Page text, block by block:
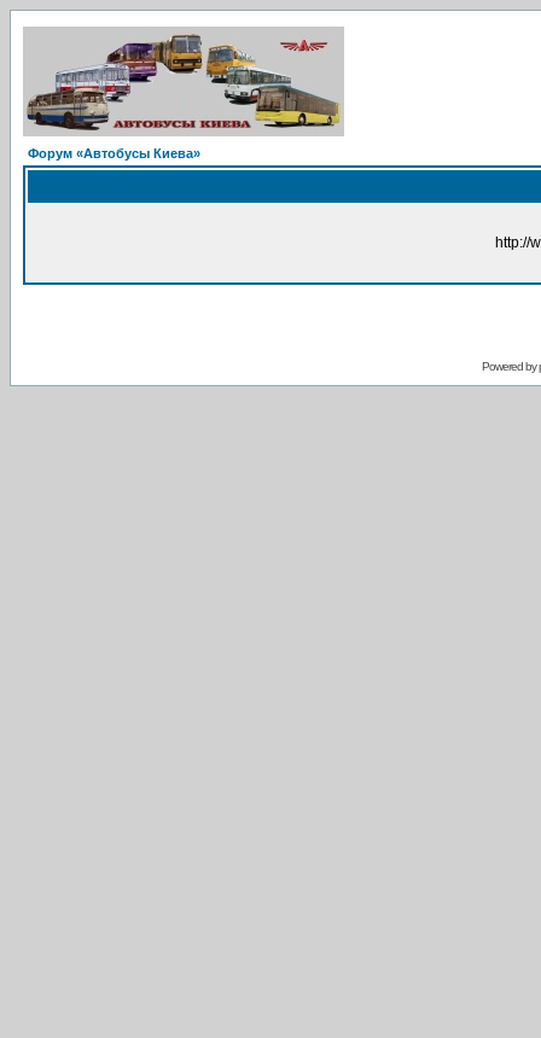
Форум «Автобусы Киева»
http://
Powered by